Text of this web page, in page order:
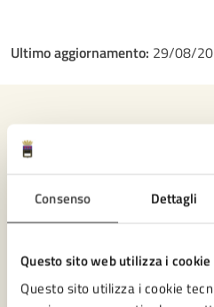
Consenso Dettagli
Questo sito web utilizza i cookie
Questo sito utilizza i cookie
Ultimo aggiornamento: 29/08/
Servizi
Come pagare un'ordinanza
Cittadinanza Italiana per